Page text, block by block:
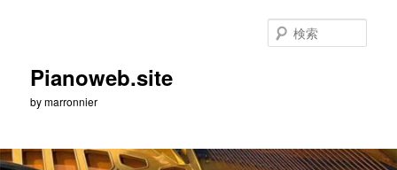
へ
Pianoweb.site
by marronnier
索